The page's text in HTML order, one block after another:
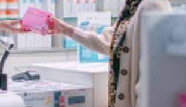
dans le monde entier. En
potentiellement mortelle. C’est
à Genève une résolution obligeant
qu’il y a environ 28 millions
on estime qu’1 à 2 millions